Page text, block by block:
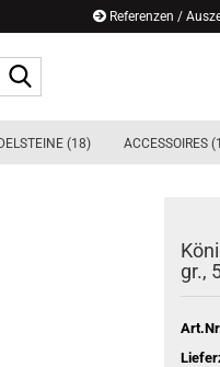
Referenzen /
(18) ACCESSOIRES
gr.,